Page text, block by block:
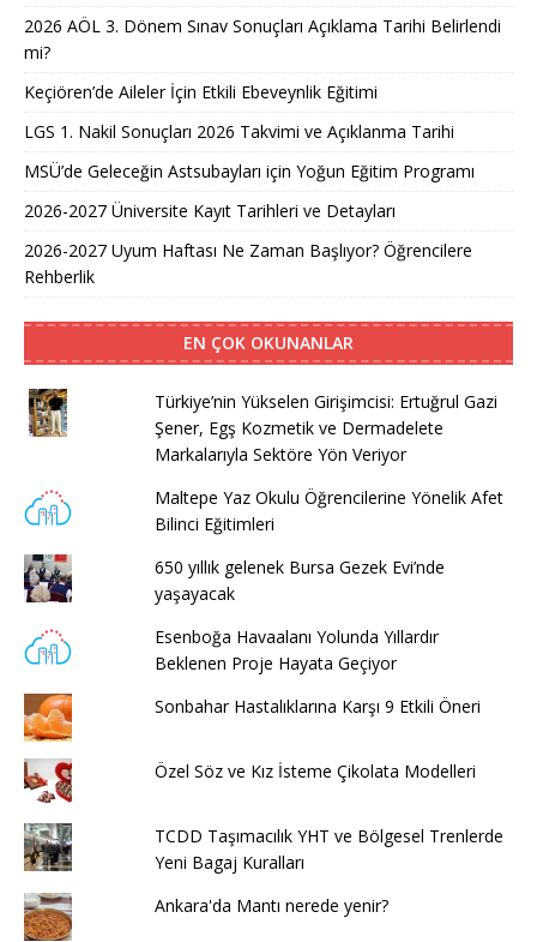
2026 AÖL 3. Dönem Sınav Sonuçları Açıklama Tarihi Belirlendi
mi?
Keçiören’de Aileler İçin Etkili Ebeveynlik Eğitimi
LGS 1. Nakil Sonuçları 2026 Takvimi ve Açıklanma Tarihi
MSÜ’de Geleceğin Astsubayları için Yoğun Eğitim Programı
2026-2027 Üniversite Kayıt Tarihleri ve Detayları
2026-2027 Uyum Haftası Ne Zaman Başlıyor? Öğrencilere
Rehberlik
EN ÇOK OKUNANLAR
Türkiye’nin Yükselen Girişimcisi: Ertuğrul Gazi
Şener, Egş Kozmetik ve Dermadelete
Markalarıyla Sektöre Yön Veriyor
Maltepe Yaz Okulu Öğrencilerine Yönelik Afet
Bilinci Eğitimleri
650 yıllık gelenek Bursa Gezek Evi’nde
yaşayacak
Esenboğa Havaalanı Yolunda Yıllardır
Beklenen Proje Hayata Geçiyor
Sonbahar Hastalıklarına Karşı 9 Etkili Öneri
Özel Söz ve Kız İsteme Çikolata Modelleri
TCDD Taşımacılık YHT ve Bölgesel Trenlerde
Yeni Bagaj Kuralları
Ankara'da Mantı nerede yenir?